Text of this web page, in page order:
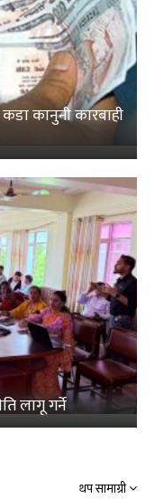
कानुनी कारबाही
लागू गर्ने
थप सामाग्री